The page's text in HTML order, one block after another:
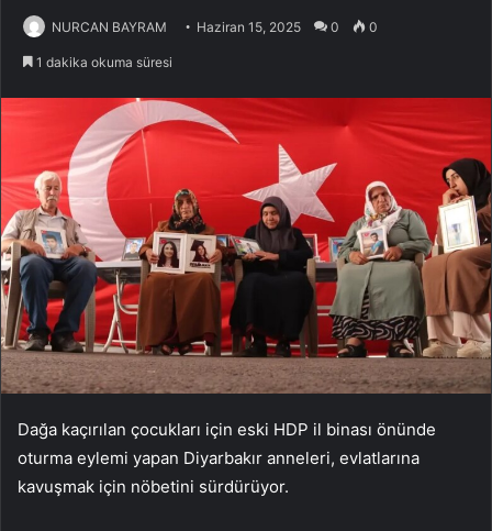
NURCAN BAYRAM Haziran 15, 2025 0 0
1 dakika okuma süresi
Dağa kaçırılan çocukları için eski HDP il binası önünde
oturma eylemi yapan Diyarbakır anneleri, evlatlarına
kavuşmak için nöbetini sürdürüyor.